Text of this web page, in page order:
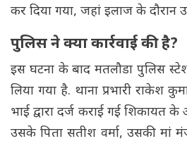
कर दिया गया, जहां इलाज के दौरान
पुलिस ने क्या कार्रवाई की है?
इस घटना के बाद मतलौडा पुलिस
लिया गया है. थाना प्रभारी राकेश
भाई द्वारा दर्ज कराई गई शिकायत
उसके पिता सतीश वर्मा, उसकी मां